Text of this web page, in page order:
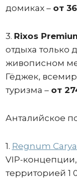
домиках – от
3. Rixos
отдыха только
живописном
Гёджек,
туризма – от
Анталийское
1. Regnum
VIP-
территорией 1